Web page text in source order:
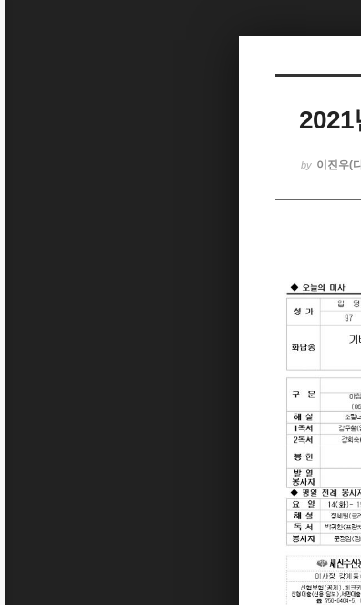
2021
by 이진우(
Sketchbook5, 스케치북5
Sketchbook5, 스케치북5